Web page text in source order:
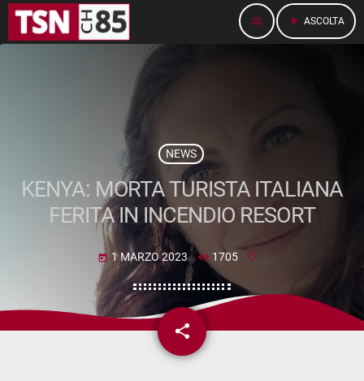
menu play_arrow ASCOLTA
NEWS
KENYA: MORTA TURISTA ITALIANA
FERITA IN INCENDIO RESORT
today 1 MARZO 2023 1705
share
email